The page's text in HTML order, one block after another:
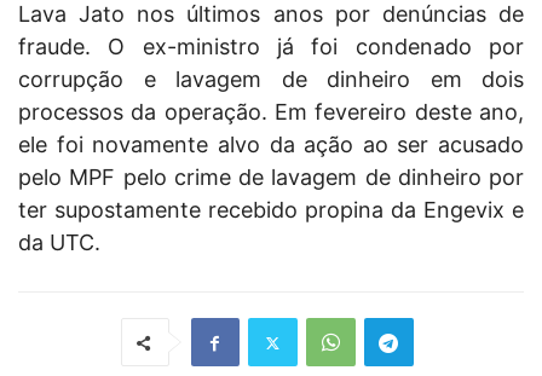
Lava Jato nos últimos anos por denúncias de
fraude. O ex-ministro já foi condenado por
corrupção e lavagem de dinheiro em dois
processos da operação. Em fevereiro deste ano,
ele foi novamente alvo da ação ao ser acusado
pelo MPF pelo crime de lavagem de dinheiro por
ter supostamente recebido propina da Engevix e
da UTC.